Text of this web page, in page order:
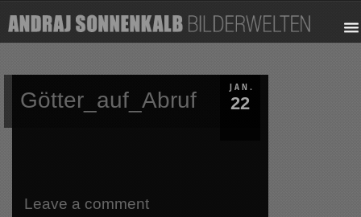
JAN.
22
Götter_auf_Abruf
Leave a comment